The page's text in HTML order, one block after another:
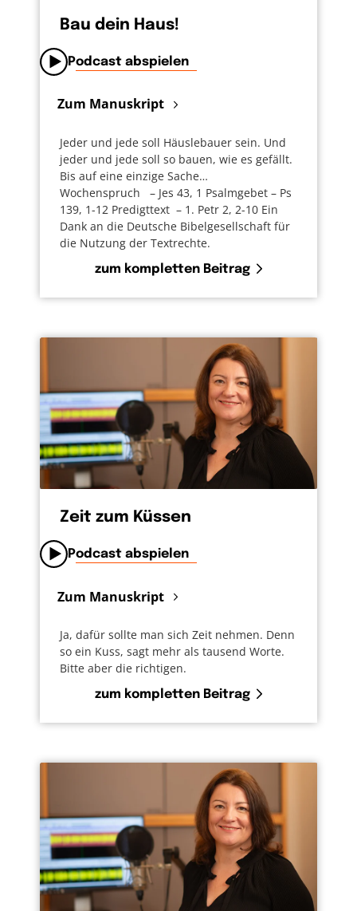
Bau dein Haus!
Podcast abspielen
Zum Manuskript
Jeder und jede soll Häuslebauer sein. Und
jeder und jede soll so bauen, wie es gefällt.
Bis auf eine einzige Sache…
Wochenspruch – Jes 43, 1 Psalmgebet – Ps
139, 1-12 Predigttext – 1. Petr 2, 2-10 Ein
Dank an die Deutsche Bibelgesellschaft für
die Nutzung der Textrechte.
zum kompletten Beitrag
Zeit zum Küssen
Podcast abspielen
Zum Manuskript
Ja, dafür sollte man sich Zeit nehmen. Denn
so ein Kuss, sagt mehr als tausend Worte.
Bitte aber die richtigen.
zum kompletten Beitrag